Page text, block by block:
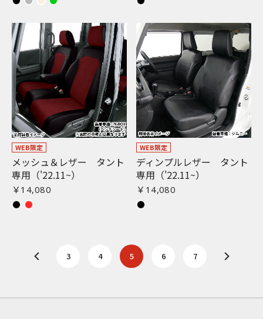
WEB限定
メッシュ＆レザー タント
専用（'22.11~）
￥14,080
WEB限定
ディンプルレザー タント
専用（'22.11~）
￥14,080
3 4 5 6 7